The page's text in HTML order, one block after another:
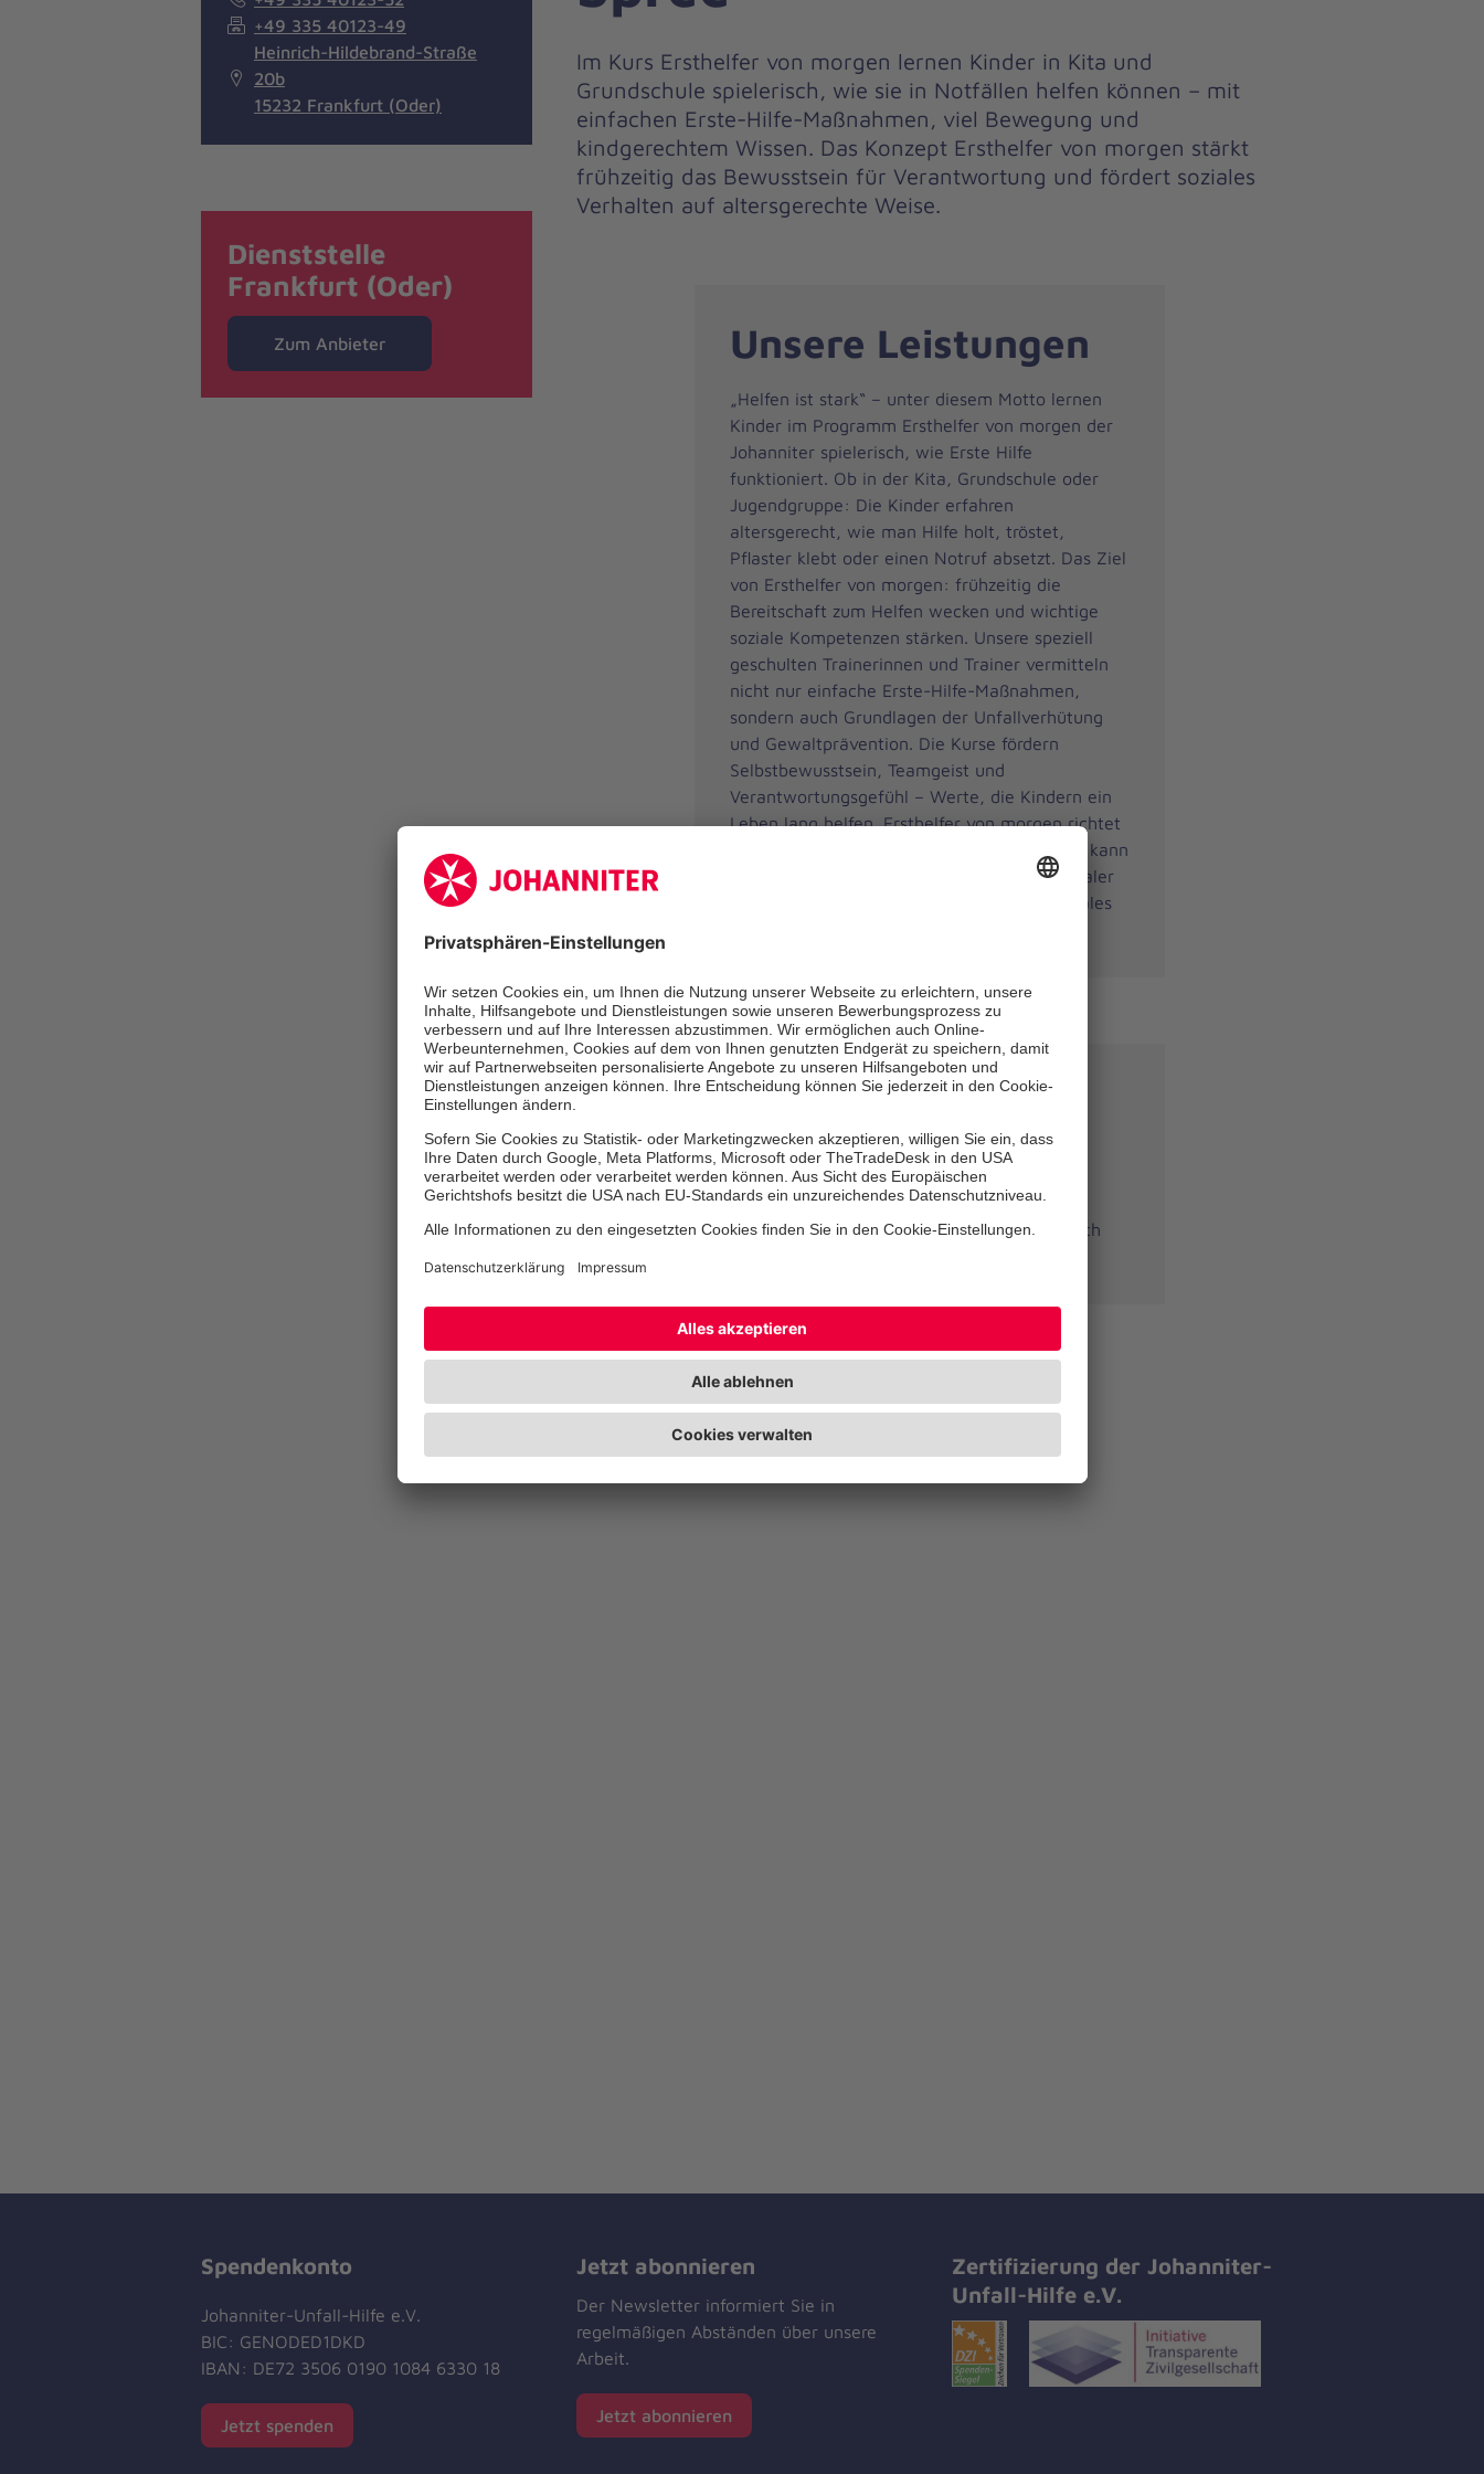
Im Kurs Ersthelfer von morgen lernen Kinder in Kita und
Grundschule spielerisch, wie sie in Notfällen helfen können – mit
einfachen Erste-Hilfe-Maßnahmen, viel Bewegung und
kindgerechtem Wissen. Das Konzept Ersthelfer von morgen stärkt
frühzeitig das Bewusstsein für Verantwortung und fördert soziales
Verhalten auf altersgerechte Weise.
Unsere Leistungen
„Helfen ist stark“ – unter diesem Motto lernen
Kinder im Programm Ersthelfer von morgen der
Johanniter spielerisch, wie Erste Hilfe
funktioniert. Ob in der Kita, Grundschule oder
Jugendgruppe: Die Kinder erfahren
altersgerecht, wie man Hilfe holt, tröstet,
Pflaster klebt oder einen Notruf absetzt. Das Ziel
von Ersthelfer von morgen: frühzeitig die
Bereitschaft zum Helfen wecken und wichtige
soziale Kompetenzen stärken. Unsere speziell
geschulten Trainerinnen und Trainer vermitteln
nicht nur einfache Erste-Hilfe-Maßnahmen,
sondern auch Grundlagen der Unfallverhütung
und Gewaltprävention. Die Kurse fördern
Selbstbewusstsein, Teamgeist und
Verantwortungsgefühl – Werte, die Kindern ein
Leben lang helfen. Ersthelfer von morgen richtet
sich an Gruppen und Bildungseinrichtungen, kann
individuell angepasst werden und ist ein idealer
Baustein für Gesundheitsförderung und soziales
Termine auf
Nachfrage
Gerne vereinbaren wir mit Ihnen einen
individuellen Termin - melden Sie sich einfach
+49 335 40123-49
Heinrich-Hildebrand-Straße
20b
15232 Frankfurt (Oder)
Dienststelle
Frankfurt (Oder)
Zum Anbieter
Spendenkonto
Johanniter-Unfall-Hilfe e.V.
BIC: GENODED1DKD
IBAN: DE72 3506 0190 1084 6330 18
Jetzt spenden
Jetzt abonnieren
Der Newsletter informiert Sie in
regelmäßigen Abständen über unsere
Arbeit.
Jetzt abonnieren
Zertifizierung der Johanniter-
Unfall-Hilfe e.V.